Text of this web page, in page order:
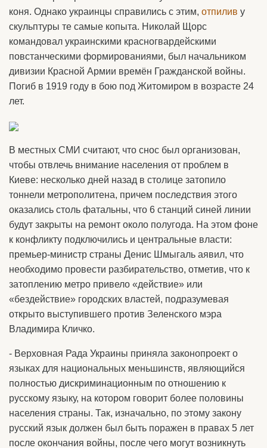
коня. Однако украинцы справились с этим, отпилив у
скульптуры те самые копыта. Николай Щорс
командовал украинскими красногвардейскими
повстанческими формированиями, был начальником
дивизии Красной Армии времён Гражданской войны.
Погиб в 1919 году в бою под Житомиром в возрасте 24
лет.
В местных СМИ считают, что снос был организован,
чтобы отвлечь внимание населения от проблем в
Киеве: несколько дней назад в столице затопило
тоннели метрополитена, причем последствия этого
оказались столь фатальны, что 6 станций синей линии
будут закрыты на ремонт около полугода. На этом фоне
к конфликту подключились и центральные власти:
премьер-министр страны Денис Шмыгаль аявил, что
необходимо провести разбирательство, отметив, что к
затоплению метро привело «действие» или
«бездействие» городских властей, подразумевая
открыто выступившего против Зеленского мэра
Владимира Кличко.
- Верховная Рада Украины приняла законопроект о
языках для национальных меньшинств, являющийся
полностью дискриминационным по отношению к
русскому языку, на котором говорит более половины
населения страны. Так, изначально, по этому закону
русский язык должен был быть поражен в правах 5 лет
после окончания войны, после чего могут возникнуть